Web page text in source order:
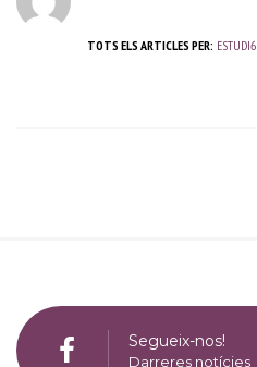
TOTS ELS ARTICLES PER: ESTUDI6
Segueix-nos!
Darreres notícies